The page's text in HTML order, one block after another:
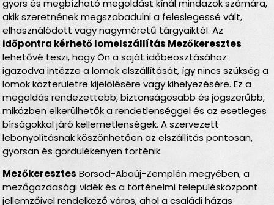
gyors és megbízható megoldást kínál mindazok számára,
akik szeretnének megszabadulni a feleslegessé vált,
elhasználódott vagy nagyméretű tárgyaiktól. Az
időpontra kérhető lomelszállítás Mezőkeresztes
lehetővé teszi, hogy Ön a saját időbeosztásához
igazodva intézze a lomok elszállítását, így nincs szükség a
lomok közterületre kijelölésére vagy kihelyezésére. Ez a
megoldás rendezettebb, biztonságosabb és jogszerűbb,
miközben elkerülhetők a rendetlenséggel és az esetleges
bírságokkal járó kellemetlenségek. A szervezett
lebonyolításnak köszönhetően az elszállítás pontosan,
gyorsan és gördülékenyen történik.
Mezőkeresztes Borsod-Abaúj-Zemplén megyében, a
mezőgazdasági vidék és a történelmi településközpont
jellemzőivel rendelkező város, ahol a családi házas